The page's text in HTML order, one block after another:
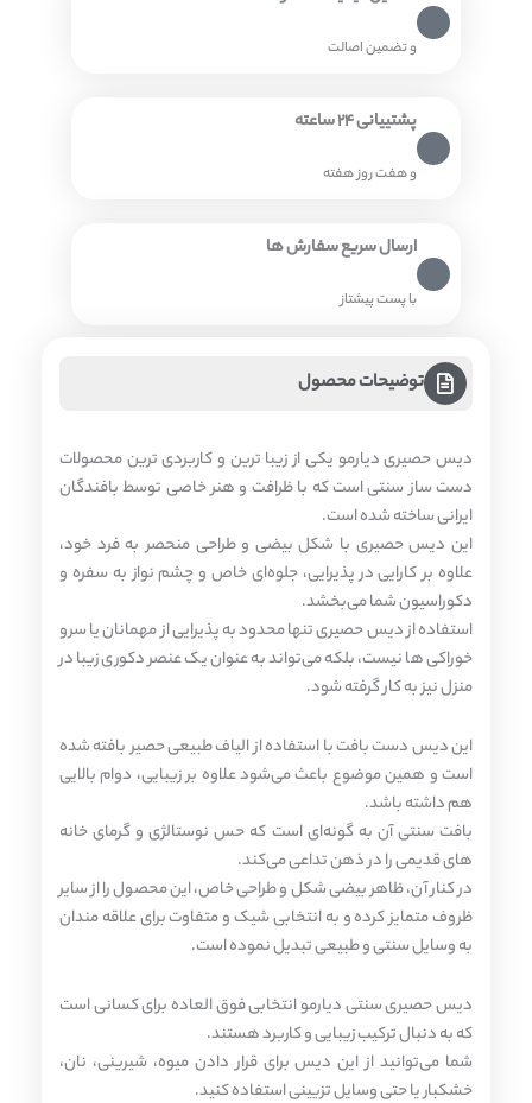
و تضمین اصالت
پشتییانی ۲۴ ساعته
و هفت روز هفته
ارسال سریع سفارش ها
با پست پیشتاز
توضیحات محصول
دیس حصیری دیارمو یکی از زیبا ترین و کاربردی‌ ترین محصولات
دست‌ ساز سنتی است که با ظرافت و هنر خاصی توسط بافندگان
ایرانی ساخته شده است.
این دیس حصیری با شکل بیضی و طراحی منحصر به‌ فرد خود،
علاوه بر کارایی در پذیرایی، جلوه‌ای خاص و چشم‌ نواز به سفره و
دکوراسیون شما می‌بخشد.
استفاده از دیس حصیری تنها محدود به پذیرایی از مهمانان یا سرو
خوراکی‌ ها نیست، بلکه می‌تواند به عنوان یک عنصر دکوری زیبا در
منزل نیز به کار گرفته شود.
این دیس دست‌ بافت با استفاده از الیاف طبیعی حصیر بافته شده
است و همین موضوع باعث می‌شود علاوه بر زیبایی، دوام بالایی
هم داشته باشد.
بافت سنتی آن به گونه‌ای است که حس نوستالژی و گرمای خانه‌
های قدیمی را در ذهن تداعی می‌کند.
در کنار آن، ظاهر بیضی‌ شکل و طراحی خاص، این محصول را از سایر
ظروف متمایز کرده و به انتخابی شیک و متفاوت برای علاقه‌ مندان
به وسایل سنتی و طبیعی تبدیل نموده است.
دیس حصیری سنتی دیارمو انتخابی فوق‌ العاده برای کسانی است
که به دنبال ترکیب زیبایی و کاربرد هستند.
شما می‌توانید از این دیس برای قرار دادن میوه، شیرینی، نان،
خشکبار یا حتی وسایل تزیینی استفاده کنید.